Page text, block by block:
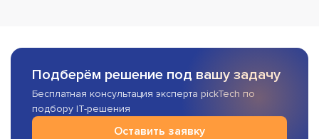
Подберём решение под вашу задачу
Бесплатная консультация эксперта pickTech по
подбору IT-решения
Оставить заявку